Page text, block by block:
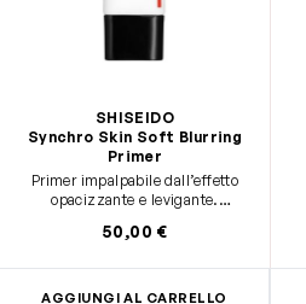
SHISEIDO
Synchro Skin Soft Blurring
Primer
Primer impalpabile dall’effetto
opacizzante e levigante.
50,00 €
AGGIUNGI AL CARRELLO